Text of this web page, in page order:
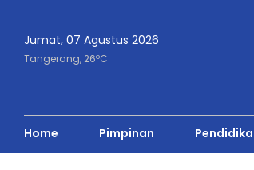
Jumat, 07 Agustus 2026
Tangerang, 26oC
Home Pimpinan